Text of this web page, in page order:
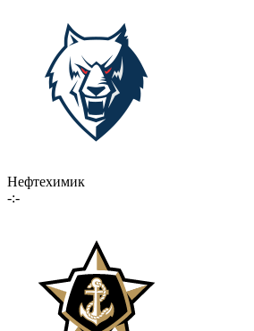
Нефтехимик
-:-